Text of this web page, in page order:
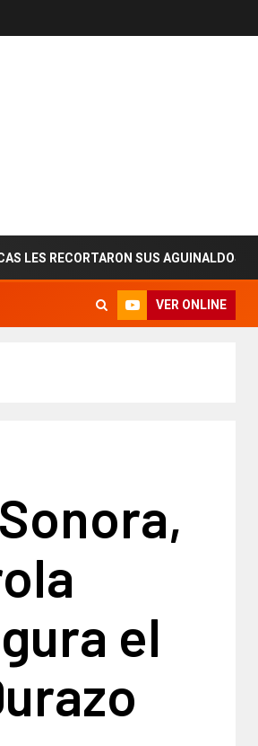
SUS AGUINALDOS
VER ONLINE
el